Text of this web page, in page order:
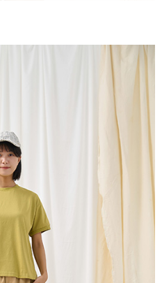
度不足之情形，本公司將視審查結果
資訊註冊。若發現惡意使用之情形，